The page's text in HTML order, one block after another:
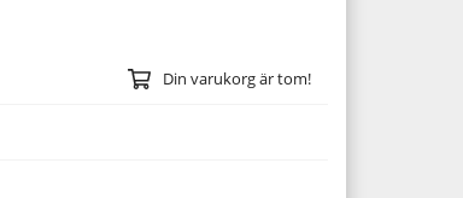
Din varukorg är tom!